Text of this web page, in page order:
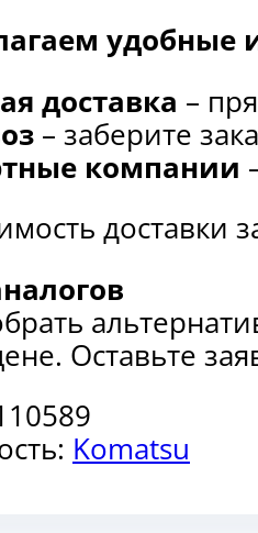
удобные
доставка –
– заберите
компании
доставки
Оставьте
Komatsu